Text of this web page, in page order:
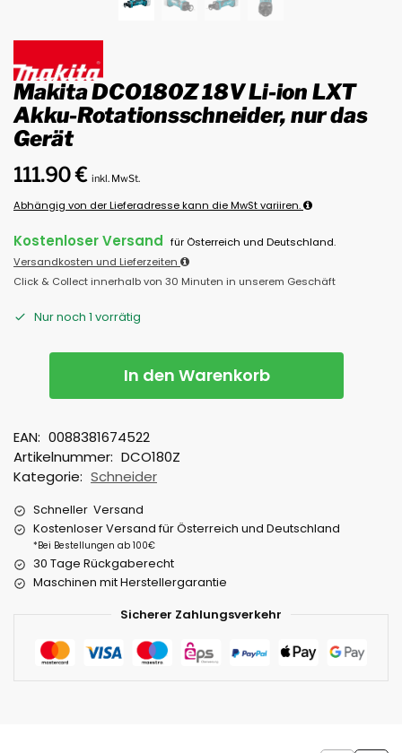
Makita DCO180Z 18V Li-ion LXT
Akku-Rotationsschneider, nur das
Gerät
111.90€ inkl. MwSt.
Abhängig von der Lieferadresse kann die MwSt variiren.
Kostenloser Versand für Österreich und Deutschland.
Versandkosten und Lieferzeiten
Click & Collect innerhalb von 30 Minuten in unserem Geschäft
Nur noch 1 vorrätig
In den Warenkorb
EAN: 0088381674522
Artikelnummer: DCO180Z
Kategorie: Schneider
Schneller Versand
Kostenloser Versand für Österreich und Deutschland
*Bei Bestellungen ab 100€
30 Tage Rückgaberecht
Maschinen mit Herstellergarantie
Sicherer Zahlungsverkehr